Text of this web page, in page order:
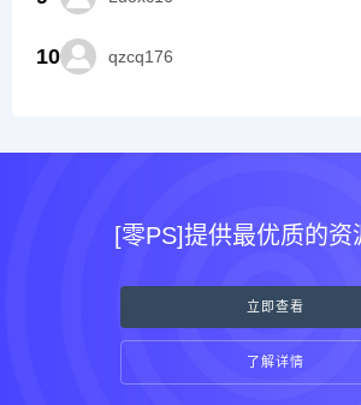
10 qzcq176
[零PS]提供最优质的资
立即查看
了解详情